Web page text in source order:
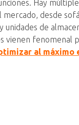
Hay
desde
unidades de
vienen fenomenal
al máximo